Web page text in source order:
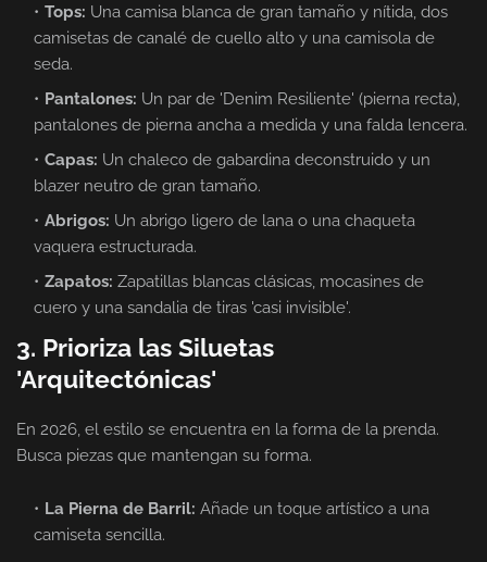
Tops: Una camisa blanca de gran tamaño y nítida, dos
camisetas de canalé de cuello alto y una camisola de
seda.
Pantalones: Un par de 'Denim Resiliente' (pierna recta),
pantalones de pierna ancha a medida y una falda lencera.
Capas: Un chaleco de gabardina deconstruido y un
blazer neutro de gran tamaño.
Abrigos: Un abrigo ligero de lana o una chaqueta
vaquera estructurada.
Zapatos: Zapatillas blancas clásicas, mocasines de
cuero y una sandalia de tiras 'casi invisible'.
3. Prioriza las Siluetas
'Arquitectónicas'
En 2026, el estilo se encuentra en la forma de la prenda.
Busca piezas que mantengan su forma.
La Pierna de Barril: Añade un toque artístico a una
camiseta sencilla.